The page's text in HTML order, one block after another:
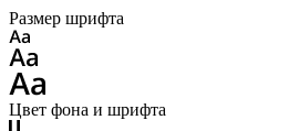
Размер шрифта
Цвет фона и шрифта